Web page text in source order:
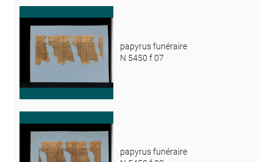
papyrus funéraire
N 5450 f 07
papyrus funéraire